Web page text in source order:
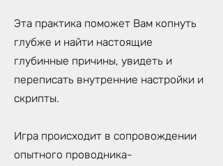
Эта практика поможет Вам копнуть
глубже и найти настоящие
глубинные причины, увидеть и
переписать внутренние настройки и
скрипты.
Игра происходит в сопровождении
опытного проводника-